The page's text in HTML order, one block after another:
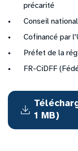
précarité
Conseil
Cofinancé par
Préfet de la
FR-CiDFF
1 MB)